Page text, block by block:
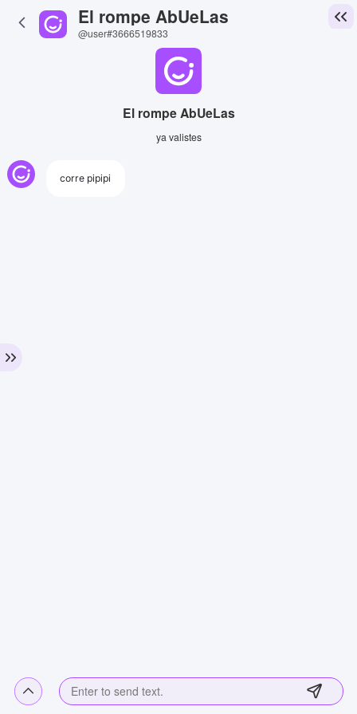
El rompe AbUeLas
@user#3666519833
El rompe AbUeLas
ya valistes
corre pipipi